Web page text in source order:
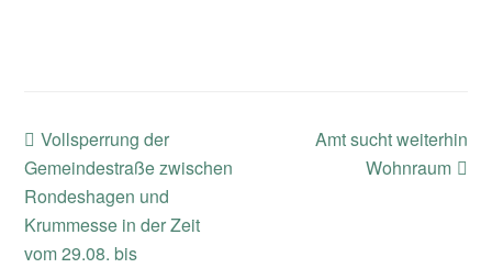
previous
post:
Vollsperrung der
Gemeindestraße zwischen
Rondeshagen und
Krummesse in der Zeit
vom 29.08. bis
next
Amt sucht weiterhin
Wohnraum